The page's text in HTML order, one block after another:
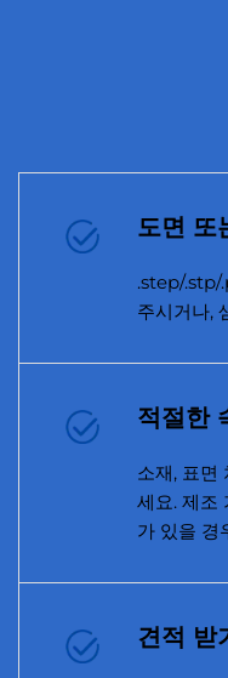
도면 또
.step/.stp/
주시거나,
적절한
소재, 표면
세요. 제조
가 있을 경
견적 받